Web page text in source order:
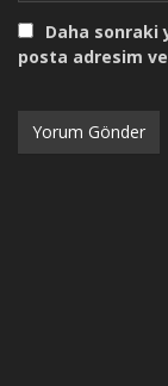
Daha sonraki
posta adresim